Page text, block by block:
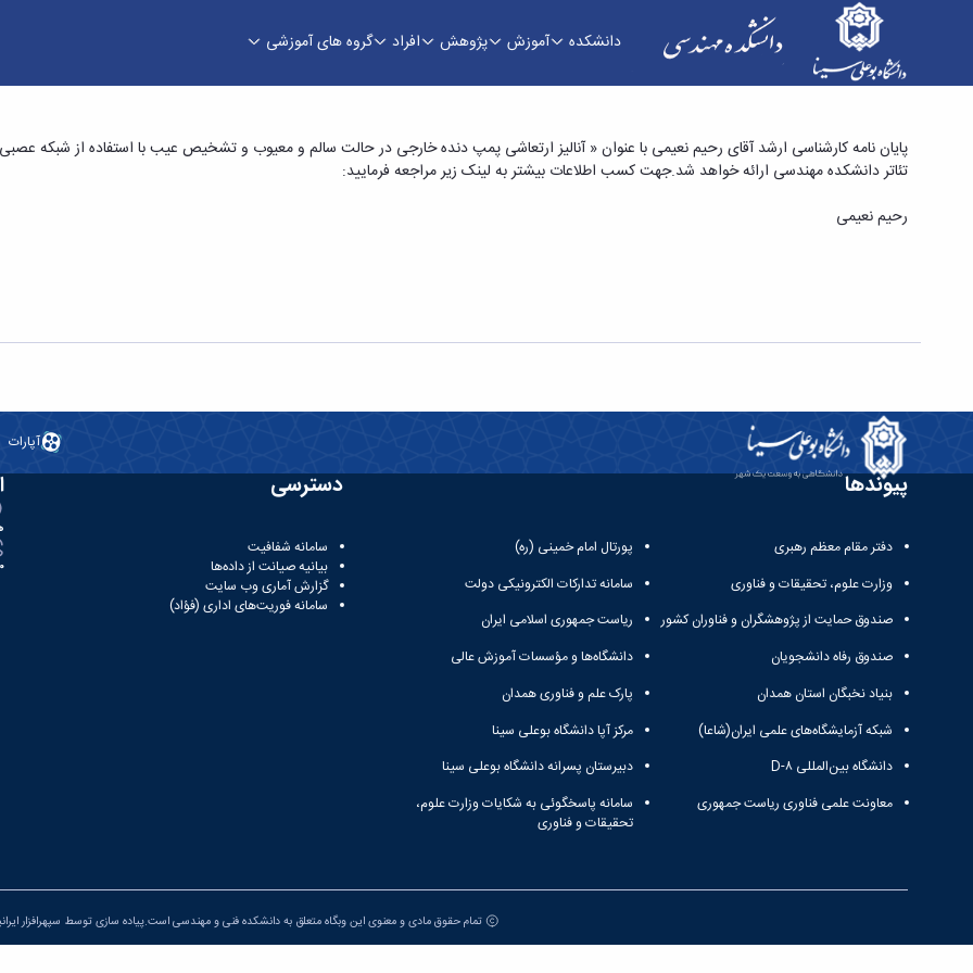
دانشکده آموزش پژوهش افراد گروه های آموزشی
پایان نامه کارشناسی ارشد آقای رحیم نعیمی با عنوان « آنالیز ارتعاشی پمپ دنده خارجی در حالت
عصبی» - دانشکده فنی و مهندسی
تئاتر دانشکده مهندسی ارائه خواهد شد.جهت کسب اطلاعات بیشتر به لینک زیر مراجعه فرمایید:
رحیم نعیمی
آپارات
پیوندها
دفتر مقام معظم رهبری
وزارت علوم، تحقیقات و فناوری
صندوق حمایت از پژوهشگران و فناوران کشور
صندوق رفاه دانشجویان
بنیاد نخبگان استان همدان
شبکه آزمایشگاه‌های علمی ایران(شاعا)
دانشگاه بین‌المللی D-۸
معاونت علمی فناوری ریاست جمهوری
پورتال امام خمینی (ره)
سامانه تدارکات الکترونیکی دولت
ریاست جمهوری اسلامی ایران
دانشگاه‌ها و مؤسسات آموزش عالی
پارک علم و فناوری همدان
مرکز آپا دانشگاه بوعلی سینا
دبیرستان پسرانه دانشگاه بوعلی سینا
سامانه پاسخگوئی به شکایات وزارت علوم،
تحقیقات و فناوری
دسترسی
سامانه شفافیت
بیانیه صیانت از داده‌ها
گزارش آماری وب‌ سایت
سامانه فوریت‌های اداری (فؤاد)
تمام حقوق مادی و معنوی این وبگاه متعلق به دانشکده فنی و مهندسی است.پیاده سازی توسط سپهرافزار